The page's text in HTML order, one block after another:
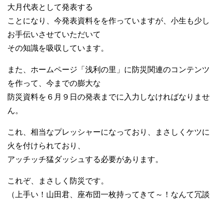
大月代表として発表する
ことになり、今発表資料をを作っていますが、小生も少し
お手伝いさせていただいて
その知識を吸収しています。
また、ホームページ「浅利の里」に防災関連のコンテンツ
を作って、今までの膨大な
防災資料を６月９日の発表までに入力しなければなりませ
ん。
これ、相当なプレッシャーになっており、まさしくケツに
火を付けられており、
アッチッチ猛ダッシュする必要があります。
これぞ、まさしく防災です。
（上手い！山田君、座布団一枚持ってきて～！なんて冗談